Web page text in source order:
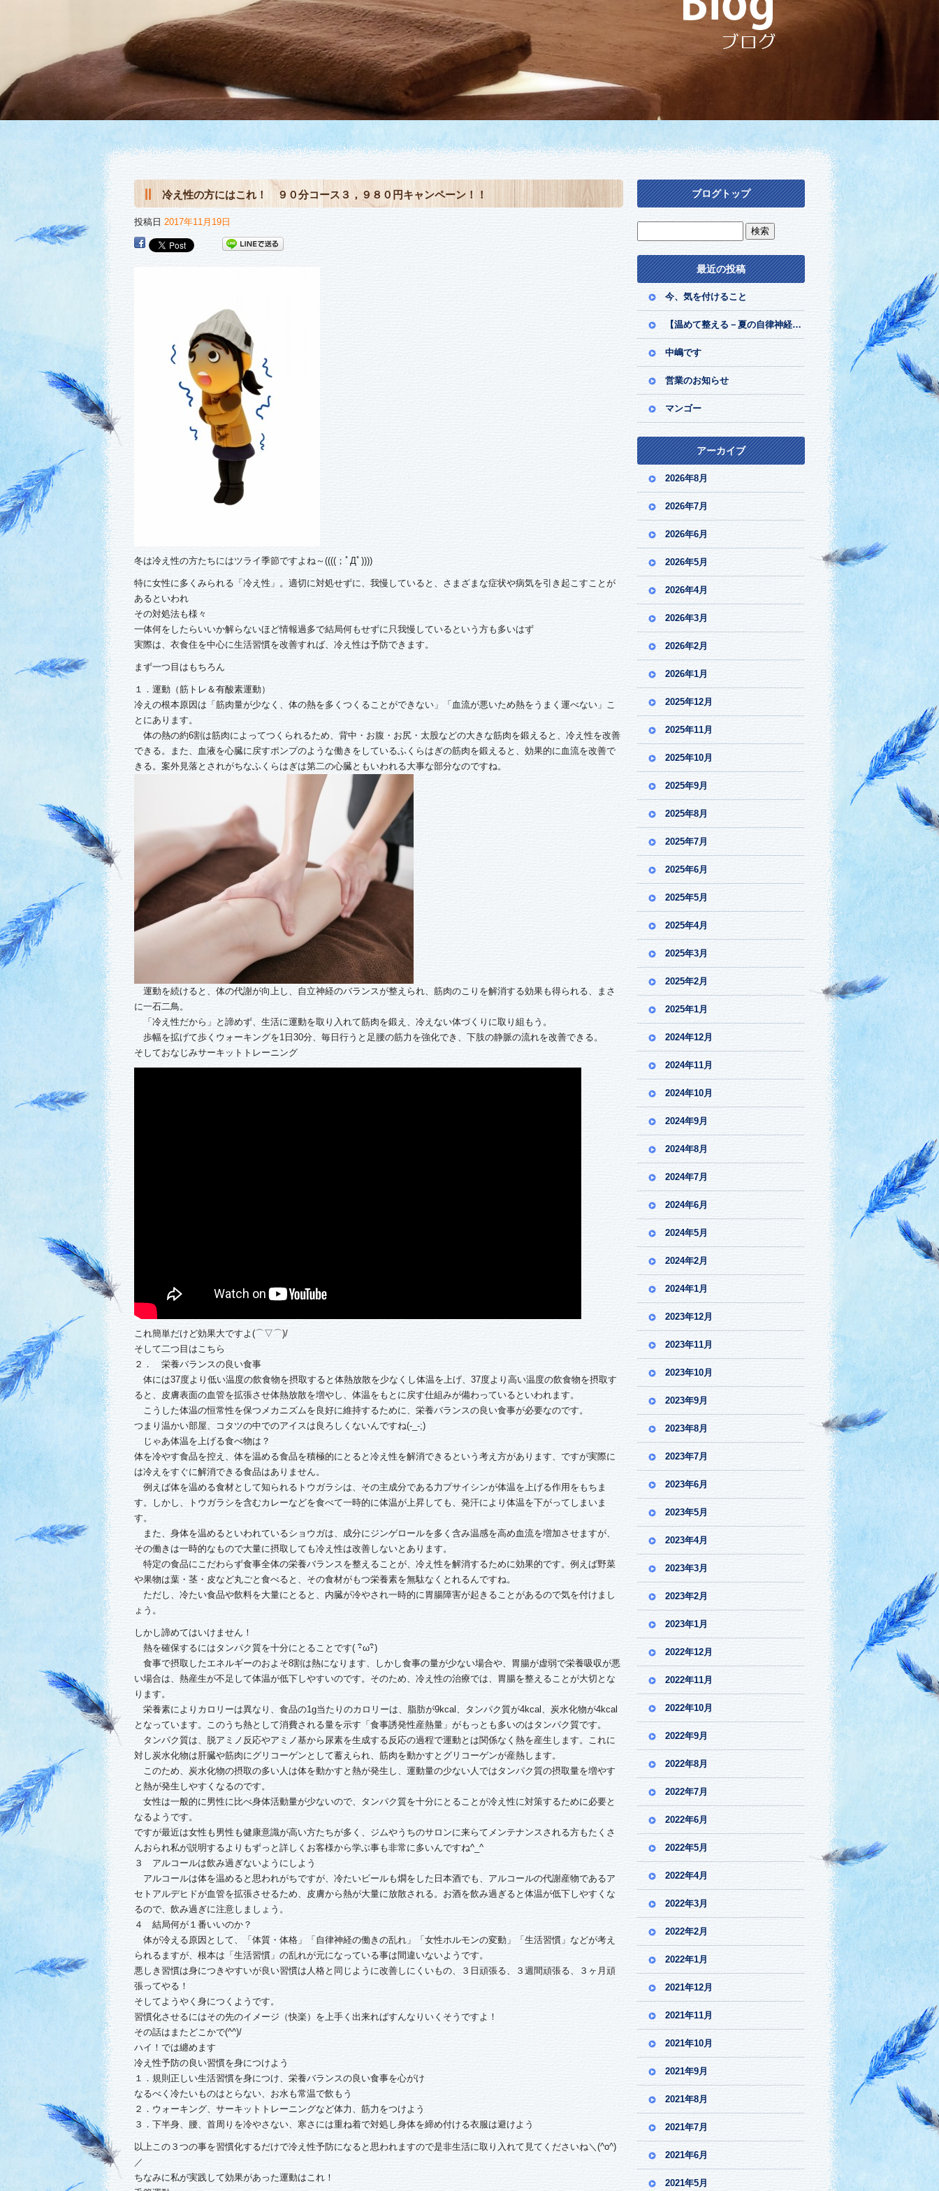
冷え性の方にはこれ！ ９０分コース３，９８０円キャンペーン！！
投稿日 2017年11月19日
冬は冷え性の方たちにはツライ季節ですよね～((((；ﾟДﾟ))))
特に女性に多くみられる「冷え性」。適切に対処せずに、我慢していると、さまざまな症状や病気を引き起こすことが
あるといわれ
その対処法も様々
一体何をしたらいいか解らないほど情報過多で結局何もせずに只我慢しているという方も多いはず
実際は、衣食住を中心に生活習慣を改善すれば、冷え性は予防できます。
まず一つ目はもちろん
１．運動（筋トレ＆有酸素運動）
冷えの根本原因は「筋肉量が少なく、体の熱を多くつくることができない」「血流が悪いため熱をうまく運べない」こ
とにあります。
体の熱の約6割は筋肉によってつくられるため、背中・お腹・お尻・太股などの大きな筋肉を鍛えると、冷え性を改善
できる。また、血液を心臓に戻すポンプのような働きをしているふくらはぎの筋肉を鍛えると、効果的に血流を改善で
きる。案外見落とされがちなふくらはぎは第二の心臓ともいわれる大事な部分なのですね。
運動を続けると、体の代謝が向上し、自立神経のバランスが整えられ、筋肉のこりを解消する効果も得られる、まさ
に一石二鳥。
「冷え性だから」と諦めず、生活に運動を取り入れて筋肉を鍛え、冷えない体づくりに取り組もう。
歩幅を拡げて歩くウォーキングを1日30分、毎日行うと足腰の筋力を強化でき、下肢の静脈の流れを改善できる。
そしておなじみサーキットトレーニング
これ簡単だけど効果大ですよ(⌒▽⌒)/
そして二つ目はこちら
２． 栄養バランスの良い食事
体には37度より低い温度の飲食物を摂取すると体熱放散を少なくし体温を上げ、37度より高い温度の飲食物を摂取す
ると、皮膚表面の血管を拡張させ体熱放散を増やし、体温をもとに戻す仕組みが備わっているといわれます。
こうした体温の恒常性を保つメカニズムを良好に維持するために、栄養バランスの良い食事が必要なのです。
つまり温かい部屋、コタツの中でのアイスは良ろしくないんですね(-_-;)
じゃあ体温を上げる食べ物は？
体を冷やす食品を控え、体を温める食品を積極的にとると冷え性を解消できるという考え方があります、ですが実際に
は冷えをすぐに解消できる食品はありません。
例えば体を温める食材として知られるトウガラシは、その主成分である力プサイシンが体温を上げる作用をもちま
す。しかし、トウガラシを含むカレーなどを食べて一時的に体温が上昇しても、発汗により体温を下がってしまいま
す。
また、身体を温めるといわれているショウガは、成分にジンゲロールを多く含み温感を高め血流を増加させますが、
その働きは一時的なもので大量に摂取しても冷え性は改善しないとあります。
特定の食品にこだわらず食事全体の栄養バランスを整えることが、冷え性を解消するために効果的です。例えば野菜
や果物は葉・茎・皮など丸ごと食べると、その食材がもつ栄養素を無駄なくとれるんですね。
ただし、冷たい食品や飲料を大量にとると、内臓が冷やされ一時的に胃腸障害が起きることがあるので気を付けまし
ょう。
しかし諦めてはいけません！
熱を確保するにはタンパク質を十分にとることです( ･ิω･ิ)
食事で摂取したエネルギーのおよそ8割は熱になります、しかし食事の量が少ない場合や、胃腸が虚弱で栄養吸収が悪
い場合は、熱産生が不足して体温が低下しやすいのです。そのため、冷え性の治療では、胃腸を整えることが大切とな
ります。
栄養素によりカロリーは異なり、食品の1g当たりのカロリーは、脂肪が9kcal、タンパク質が4kcal、炭水化物が4kcal
となっています。このうち熱として消費される量を示す「食事誘発性産熱量」がもっとも多いのはタンパク質です。
タンパク質は、脱アミノ反応やアミノ基から尿素を生成する反応の過程で運動とは関係なく熱を産生します。これに
対し炭水化物は肝臓や筋肉にグリコーゲンとして蓄えられ、筋肉を動かすとグリコーゲンが産熱します。
このため、炭水化物の摂取の多い人は体を動かすと熱が発生し、運動量の少ない人ではタンパク質の摂取量を増やす
と熱が発生しやすくなるのです。
女性は一般的に男性に比べ身体活動量が少ないので、タンパク質を十分にとることが冷え性に対策するために必要と
なるようです。
ですが最近は女性も男性も健康意識が高い方たちが多く、ジムやうちのサロンに来らてメンテナンスされる方もたくさ
んおられ私が説明するよりもずっと詳しくお客様から学ぶ事も非常に多いんですね^_^
３ アルコールは飲み過ぎないようにしよう
アルコールは体を温めると思われがちですが、冷たいビールも燗をした日本酒でも、アルコールの代謝産物であるア
セトアルデヒドが血管を拡張させるため、皮膚から熱が大量に放散される。お酒を飲み過ぎると体温が低下しやすくな
るので、飲み過ぎに注意しましょう。
４ 結局何が１番いいのか？
体が冷える原因として、「体質・体格」「自律神経の働きの乱れ」「女性ホルモンの変動」「生活習慣」などが考え
られるますが、根本は「生活習慣」の乱れが元になっている事は間違いないようです。
悪しき習慣は身につきやすいが良い習慣は人格と同じように改善しにくいもの、３日頑張る、３週間頑張る、３ヶ月頑
張ってやる！
そしてようやく身につくようです。
習慣化させるにはその先のイメージ（快楽）を上手く出来ればすんなりいくそうですよ！
その話はまたどこかで(^^)/
ハイ！では纏めます
冷え性予防の良い習慣を身につけよう
１．規則正しい生活習慣を身につけ、栄養バランスの良い食事を心がけ
なるべく冷たいものはとらない、お水も常温で飲もう
２．ウォーキング、サーキットトレーニングなど体力、筋力をつけよう
３．下半身、腰、首周りを冷やさない、寒さには重ね着で対処し身体を締め付ける衣服は避けよう
以上この３つの事を習慣化するだけで冷え性予防になると思われますので是非生活に取り入れて見てくださいね＼(^o^)
／
ちなみに私が実践して効果があった運動はこれ！
ブログトップ
最近の投稿
今、気を付けること
【温めて整える－夏の自律神経ケア】
中嶋です
営業のお知らせ
マンゴー
アーカイブ
2026年8月
2026年7月
2026年6月
2026年5月
2026年4月
2026年3月
2026年2月
2026年1月
2025年12月
2025年11月
2025年10月
2025年9月
2025年8月
2025年7月
2025年6月
2025年5月
2025年4月
2025年3月
2025年2月
2025年1月
2024年12月
2024年11月
2024年10月
2024年9月
2024年8月
2024年7月
2024年6月
2024年5月
2024年2月
2024年1月
2023年12月
2023年11月
2023年10月
2023年9月
2023年8月
2023年7月
2023年6月
2023年5月
2023年4月
2023年3月
2023年2月
2023年1月
2022年12月
2022年11月
2022年10月
2022年9月
2022年8月
2022年7月
2022年6月
2022年5月
2022年4月
2022年3月
2022年2月
2022年1月
2021年12月
2021年11月
2021年10月
2021年9月
2021年8月
2021年7月
2021年6月
2021年5月